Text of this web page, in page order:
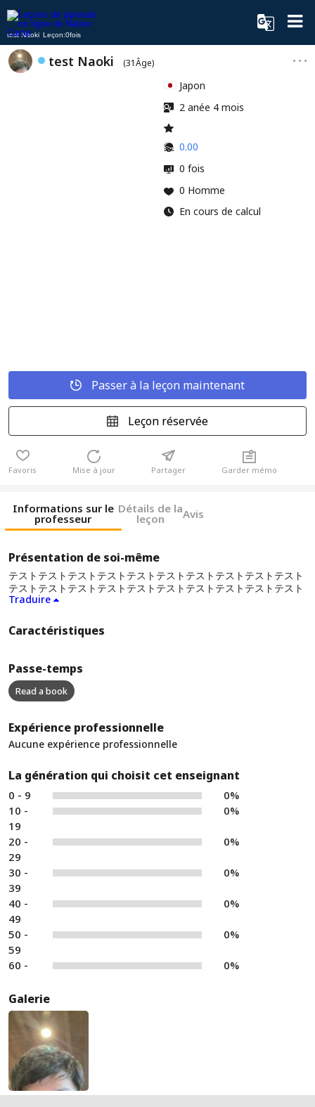
test Naoki Leçon:0fois
test Naoki (31Âge)
Japon
2 anée 4 mois
0.00
0 fois
0 Homme
En cours de calcul
Passer à la leçon maintenant
Leçon réservée
Favoris Mise à jour Partager Garder mémo
Informations sur le
professeur
Détails de la
leçon Avis
Présentation de soi-même
テストテストテストテストテストテストテストテストテストテスト
テストテストテストテストテストテストテストテストテストテスト
Traduire
Caractéristiques
Passe-temps
Read a book
Expérience professionnelle
Aucune expérience professionnelle
La génération qui choisit cet enseignant
0 - 9
0%
10 -
19
0%
20 -
29
0%
30 -
39
0%
40 -
49
0%
50 -
59
0%
60 - 0%
Galerie